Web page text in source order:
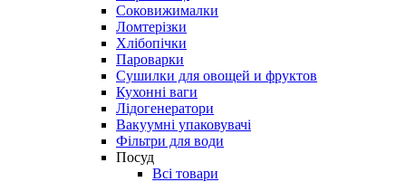
Соковижималки
Ломтерізки
Хлібопічки
Пароварки
Сушилки для овощей и фруктов
Кухонні ваги
Лідогенератори
Вакуумні упаковувачі
Фільтри для води
Посуд
Всі товари